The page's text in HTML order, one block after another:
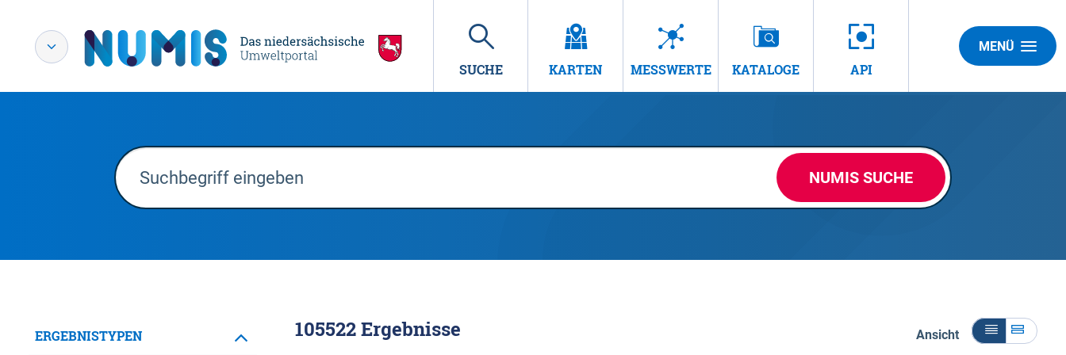
SUCHE KARTEN MESSWERTE KATALOGE API
MENÜ
NUMIS SUCHE
ERGEBNISTYPEN 105522Ergebnisse Ansicht